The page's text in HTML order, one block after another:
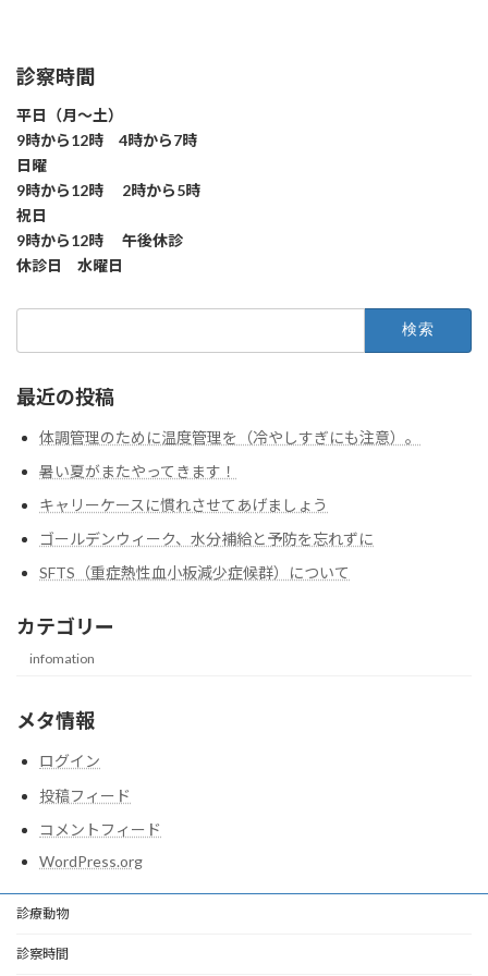
診察時間
平日（月～土）
9時から12時 4時から7時
日曜
9時から12時 2時から5時
祝日
9時から12時 午後休診
休診日 水曜日
最近の投稿
体調管理のために温度管理を（冷やしすぎにも注意）。
暑い夏がまたやってきます！
キャリーケースに慣れさせてあげましょう
ゴールデンウィーク、水分補給と予防を忘れずに
SFTS（重症熱性血小板減少症候群）について
カテゴリー
infomation
メタ情報
ログイン
投稿フィード
コメントフィード
WordPress.org
診療動物
診察時間